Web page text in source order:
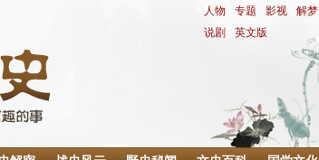
人物 专题 影视 解梦
说剧
英文版